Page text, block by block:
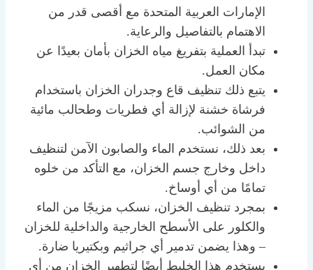
الإمارات العربية المتحدة مع أقصى قدر من
الاهتمام بالتفاصيل والرعاية.
تبدأ العملية بتفريغ مياه الخزان بأمان بعيدًا عن
مكان العمل.
يتبع ذلك تنظيف قاع وجدران الخزان باستخدام
فرشاة خشنة لإزالة أي فطريات وطحالب مائية
من الشوائب.
بعد ذلك، نستخدم الماء والصابون الآمن لتنظيف
داخل وخارج جسم الخزان، مع التأكد من خلوه
تمامًا من أي أوساخ.
بمجرد تنظيف الخزان، نسكب مزيجًا من الماء
والكلور على الأسطح الخارجية والداخلية للخزان
– وهذا يضمن تدمير أي جراثيم وبكتيريا ضارة.
يستخدم هذا الخليط أيضًا لتطهير الخزان من أي